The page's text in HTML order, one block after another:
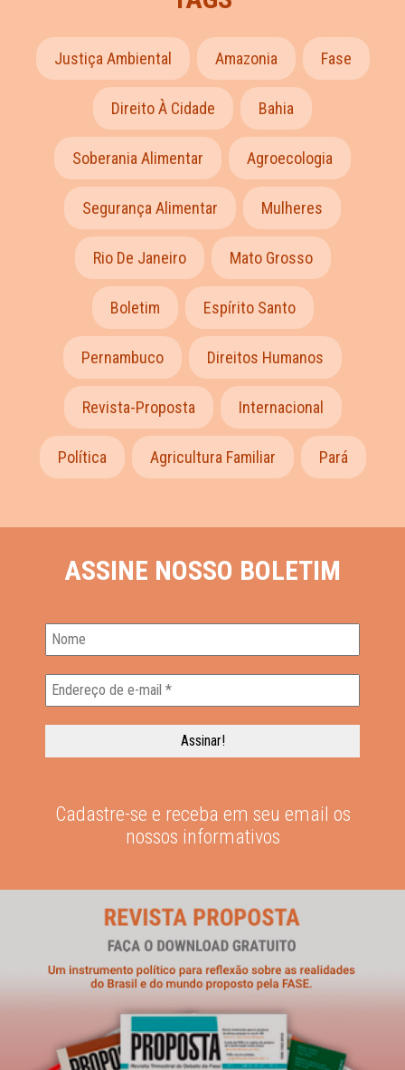
Justiça Ambiental Amazonia Fase
Direito À Cidade Bahia
Soberania Alimentar Agroecologia
Segurança Alimentar Mulheres
Rio De Janeiro Mato Grosso
Boletim Espírito Santo
Pernambuco Direitos Humanos
Revista-Proposta Internacional
Política Agricultura Familiar Pará
ASSINE NOSSO BOLETIM
Cadastre-se e receba em seu email os
nossos informativos